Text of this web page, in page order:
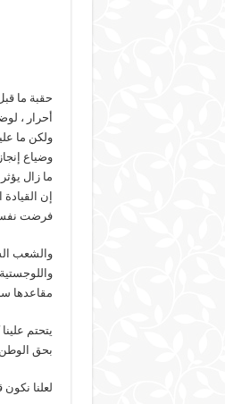
حقبة ما
أحرار ،
ولكن ما
وضياع
ما زال
إن
فرضت
والشعب
مقاعدها
يتحتم
بحق الوطن
لعلنا